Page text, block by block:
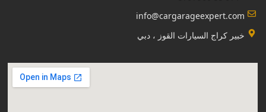
info@cargarageexpert.com
‏خبير كراج السيارات القوز ، دبي‏